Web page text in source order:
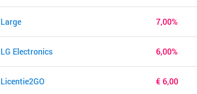
Large 7,00%
LG Electronics 6,00%
Licentie2GO € 6,00